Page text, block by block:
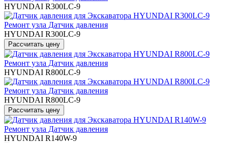
HYUNDAI R300LC-9
Ремонт узла Датчик давления
HYUNDAI R300LC-9
Ремонт узла Датчик давления
HYUNDAI R800LC-9
Ремонт узла Датчик давления
HYUNDAI R800LC-9
Ремонт узла Датчик давления
HYUNDAI R140W-9